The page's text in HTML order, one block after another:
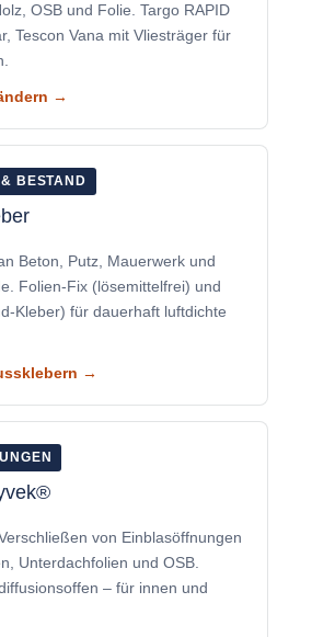
OSB und Folie. Targo RAPID
Tescon Vana mit Vliesträger für
→
BESTAND
Beton, Putz, Mauerwerk und
Folien-Fix (lösemittelfrei) und
Kleber) für dauerhaft luftdichte
→
von Einblasöffnungen
Unterdachfolien und OSB.
– für innen und